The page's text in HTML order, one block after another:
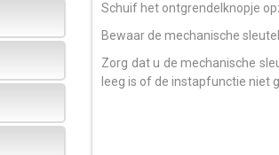
Schuif het ontgrendelknopje
Bewaar de mechanische
Zorg dat u de mechanische
leeg is of de instapfunctie niet